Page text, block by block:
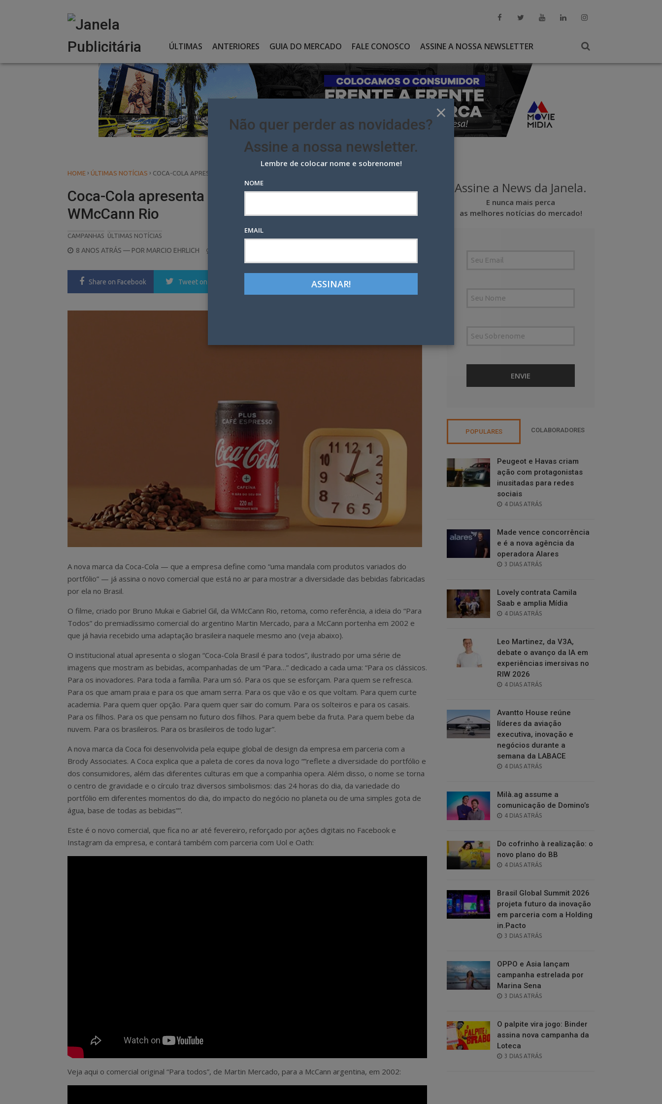
ÚLTIMAS ANTERIORES GUIA DO MERCADO FALE CONOSCO ASSINE A NOSSA NEWSLETTER
HOME › ÚLTIMAS NOTÍCIAS › COCA-COLA APRESENTA NOVA MARCA COM FILME DA WMCCANN RIO
Coca-Cola apresenta nova marca com filme da
WMcCann Rio
CAMPANHAS ÚLTIMAS NOTÍCIAS
POSTED
8 ANOS ATRÁS — POR MARCIO EHRLICH
Share on Facebook Tweet on Twitter LinkedIn Pinterest
A nova marca da Coca-Cola — que a empresa define como “uma mandala com produtos variados do
portfólio” — já assina o novo comercial que está no ar para mostrar a diversidade das bebidas fabricadas
por ela no Brasil.
O filme, criado por Bruno Mukai e Gabriel Gil, da WMcCann Rio, retoma, como referência, a ideia do “Para
Todos” do premiadíssimo comercial do argentino Martin Mercado, para a McCann portenha em 2002 e
que já havia recebido uma adaptação brasileira naquele mesmo ano (veja abaixo).
O institucional atual apresenta o slogan “Coca-Cola Brasil é para todos”, ilustrado por uma série de
imagens que mostram as bebidas, acompanhadas de um “Para…” dedicado a cada uma: “Para os clássicos.
Para os inovadores. Para toda a família. Para um só. Para os que se esforçam. Para quem se refresca.
Para os que amam praia e para os que amam serra. Para os que vão e os que voltam. Para quem curte
academia. Para quem quer opção. Para quem quer sair do comum. Para os solteiros e para os casais.
Para os filhos. Para os que pensam no futuro dos filhos. Para quem bebe da fruta. Para quem bebe da
nuvem. Para os brasileiros. Para os brasileiros de todo lugar”.
A nova marca da Coca foi desenvolvida pela equipe global de design da empresa em parceria com a
Brody Associates. A Coca explica que a paleta de cores da nova logo “”reflete a diversidade do portfólio e
dos consumidores, além das diferentes culturas em que a companhia opera. Além disso, o nome se torna
o centro de gravidade e o círculo traz diversos simbolismos: das 24 horas do dia, da variedade do
portfólio em diferentes momentos do dia, do impacto do negócio no planeta ou de uma simples gota de
água, base de todas as bebidas””.
Este é o novo comercial, que fica no ar até fevereiro, reforçado por ações digitais no Facebook e
Instagram da empresa, e contará também com parceria com Uol e Oath:
Veja aqui o comercial original “Para todos”, de Martin Mercado, para a McCann argentina, em 2002:
Assine a News da Janela.
E nunca mais perca
as melhores notícias do mercado!
POPULARES COLABORADORES
Peugeot e Havas criam
ação com protagonistas
inusitadas para redes
sociais
POSTED
4 DIAS ATRÁS
Made vence concorrência
e é a nova agência da
operadora Alares
POSTED
3 DIAS ATRÁS
Lovely contrata Camila
Saab e amplia Mídia
POSTED
4 DIAS ATRÁS
Leo Martinez, da V3A,
debate o avanço da IA em
experiências imersivas no
RIW 2026
POSTED
4 DIAS ATRÁS
Avantto House reúne
líderes da aviação
executiva, inovação e
negócios durante a
semana da LABACE
POSTED
4 DIAS ATRÁS
Milà.ag assume a
comunicação de Domino’s
POSTED
4 DIAS ATRÁS
Do cofrinho à realização: o
novo plano do BB
POSTED
4 DIAS ATRÁS
Brasil Global Summit 2026
projeta futuro da inovação
em parceria com a Holding
in.Pacto
POSTED
3 DIAS ATRÁS
OPPO e Asia lançam
campanha estrelada por
Marina Sena
POSTED
3 DIAS ATRÁS
O palpite vira jogo: Binder
assina nova campanha da
Loteca
POSTED
3 DIAS ATRÁS
×
Não quer perder as novidades?
Assine a nossa newsletter.
Lembre de colocar nome e sobrenome!
NOME
EMAIL